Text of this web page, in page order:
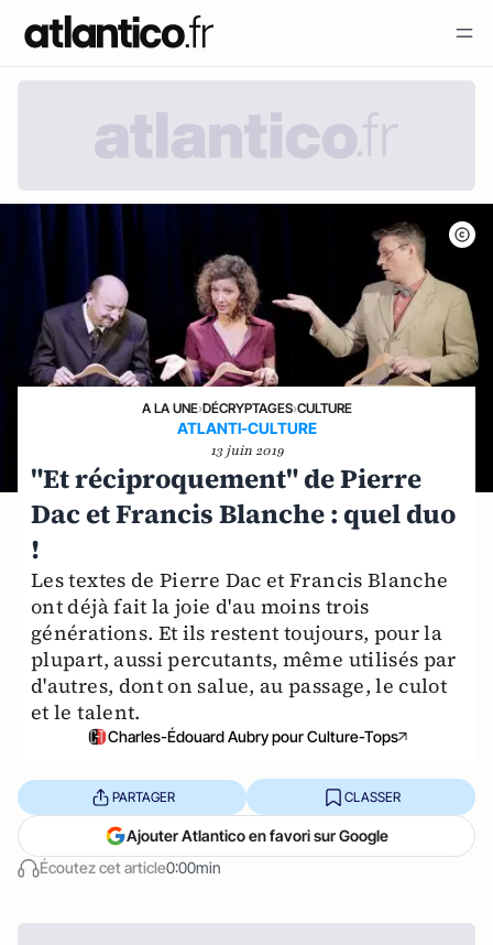
A LA UNE›DÉCRYPTAGES›CULTURE
ATLANTI-CULTURE
13 juin 2019
"Et réciproquement" de Pierre
Dac et Francis Blanche : quel duo
!
Les textes de Pierre Dac et Francis Blanche
ont déjà fait la joie d'au moins trois
générations. Et ils restent toujours, pour la
plupart, aussi percutants, même utilisés par
d'autres, dont on salue, au passage, le culot
et le talent.
Charles-Édouard Aubry pour Culture-Tops
Écoutez cet article0:00min
PARTAGER CLASSER
Ajouter Atlantico en favori sur Google